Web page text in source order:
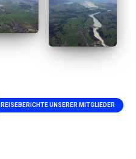
REISEBERICHTE UNSERER MITGLIEDER